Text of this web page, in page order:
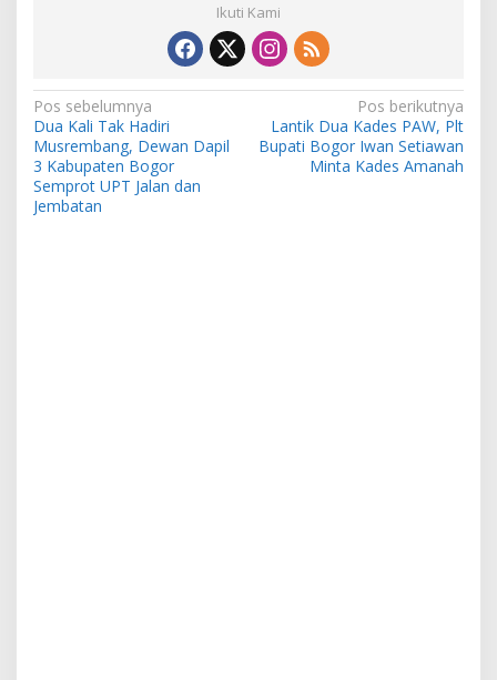
Ikuti Kami
Navigasi
pos
Pos sebelumnya
Dua Kali Tak Hadiri
Musrembang, Dewan Dapil
3 Kabupaten Bogor
Semprot UPT Jalan dan
Jembatan
Pos berikutnya
Lantik Dua Kades PAW, Plt
Bupati Bogor Iwan Setiawan
Minta Kades Amanah